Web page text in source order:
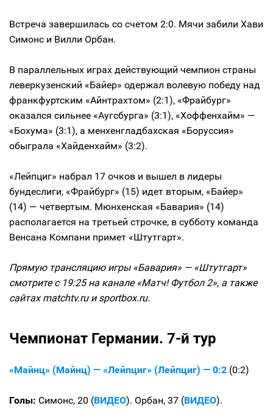
Встреча завершилась со счетом 2:0. Мячи забили Хави
Симонс и Вилли Орбан.
В параллельных играх действующий чемпион страны
леверкузенский «Байер» одержал волевую победу над
франкфуртским «Айнтрахтом» (2:1), «Фрайбург»
оказался сильнее «Аугсбурга» (3:1), «Хоффенхайм» —
«Бохума» (3:1), а менхенгладбахская «Боруссия»
обыграла «Хайденхайм» (3:2).
«Лейпциг» набрал 17 очков и вышел в лидеры
бундеслиги, «Фрайбург» (15) идет вторым, «Байер»
(14) — четвертым. Мюнхенская «Бавария» (14)
располагается на третьей строчке, в субботу команда
Венсана Компани примет «Штутгарт».
Прямую трансляцию игры «Бавария» — «Штутгарт»
смотрите с 19:25 на канале «Матч! Футбол 2», а также
сайтах matchtv.ru и sportbox.ru.
Чемпионат Германии. 7-й тур
«Майнц» (Майнц) — «Лейпциг» (Лейпциг) — 0:2 (0:2)
Голы: Симонс, 20 (ВИДЕО). Орбан, 37 (ВИДЕО).